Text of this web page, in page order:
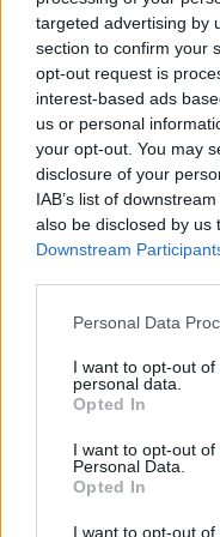
targeted advertising by
section to confirm your
opt-out request is
interest-based ads
us or personal
your opt-out. You may
disclosure of your
IAB’s list of
also be disclosed by us
Downstream
Personal Data
I want to opt-out
personal data.
Opted In
I want to opt-out
Personal Data.
Opted In
I want to opt-out
semana y festivos
parada junto al IES
Las ilustraciones de
distintas acciones
2014, han sido las
de la campaña
el eslogan
tiempo’. La
marquesinas de la
compañía y en los
empresa, refleja
felicita las
Máquinas de
presentado las
para la tarjeta del
desde el pasado
aparatos se